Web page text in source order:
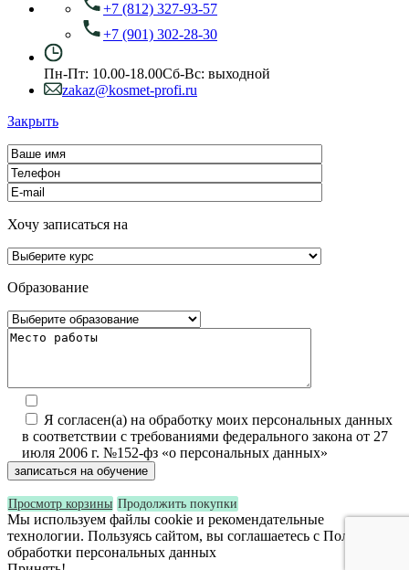
+7 (812) 327-93-57
+7 (901) 302-28-30
Пн-Пт: 10.00-18.00Сб-Вс: выходной
zakaz@kosmet-profi.ru
Закрыть
Хочу записаться на
Образование
Я согласен(а) на обработку моих персональных данных
в соответствии с требованиями федерального закона от 27
июля 2006 г. №152-фз «о персональных данных»
Просмотр корзины Продолжить покупки
Мы используем файлы cookie и рекомендательные
технологии. Пользуясь сайтом, вы соглашаетесь с Политикой
обработки персональных данных